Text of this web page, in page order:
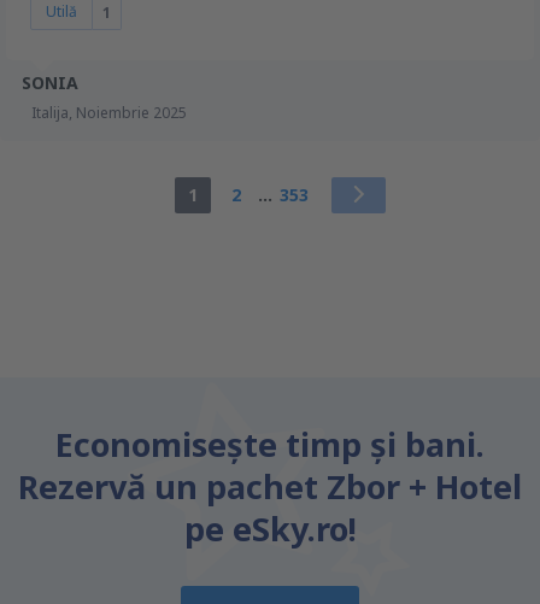
SONIA
Italija, Noiembrie 2025
Utilă 1
1 2 ... 353
Economiseşte timp și bani.
Rezervă un pachet Zbor + Hotel
pe eSky.ro!